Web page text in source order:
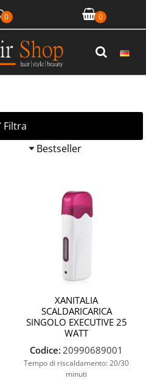
0 0
Filtra
XANITALIA
SCALDARICARICA
SINGOLO EXECUTIVE 25
WATT
Codice: 20990689001
Tempo di riscaldamento: 20/30
minuti